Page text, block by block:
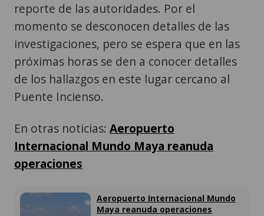
reporte de las autoridades. Por el
momento se desconocen detalles de las
investigaciones, pero se espera que en las
próximas horas se den a conocer detalles
de los hallazgos en este lugar cercano al
Puente Incienso.
En otras noticias: Aeropuerto
Internacional Mundo Maya reanuda
operaciones
Aeropuerto Internacional Mundo
Maya reanuda operaciones